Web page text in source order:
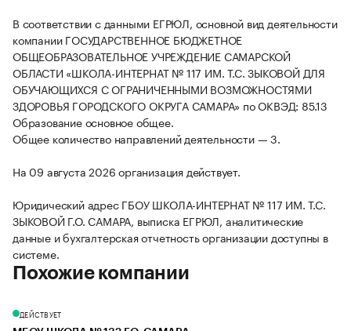
В соответствии с данными ЕГРЮЛ, основной вид деятельности
компании ГОСУДАРСТВЕННОЕ БЮДЖЕТНОЕ
ОБЩЕОБРАЗОВАТЕЛЬНОЕ УЧРЕЖДЕНИЕ САМАРСКОЙ
ОБЛАСТИ «ШКОЛА-ИНТЕРНАТ № 117 ИМ. Т.С. ЗЫКОВОЙ ДЛЯ
ОБУЧАЮЩИХСЯ С ОГРАНИЧЕННЫМИ ВОЗМОЖНОСТЯМИ
ЗДОРОВЬЯ ГОРОДСКОГО ОКРУГА САМАРА» по ОКВЭД: 85.13
Образование основное общее.
Общее количество направлений деятельности — 3.
На 09 августа 2026 организация действует.
Юридический адрес ГБОУ ШКОЛА-ИНТЕРНАТ № 117 ИМ. Т.С.
ЗЫКОВОЙ Г.О. САМАРА, выписка ЕГРЮЛ, аналитические
данные и бухгалтерская отчетность организации доступны в
системе.
Похожие компании
ДЕЙСТВУЕТ